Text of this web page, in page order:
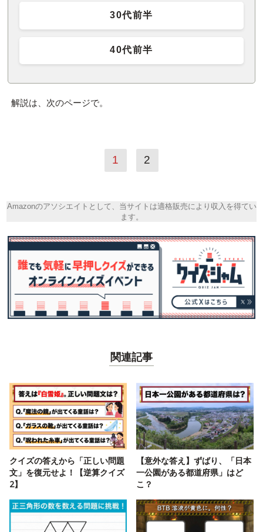
30代前半
40代前半
解説は、次のページで。
1 2
Amazonのアソシエイトとして、当サイトは適格販売により収入を得てい
ます。
関連記事
クイズの答えから「正しい問題
文」を復元せよ！【逆算クイズ
2】
【意外な答え】ずばり、「日本
一公園がある都道府県」はど
こ？